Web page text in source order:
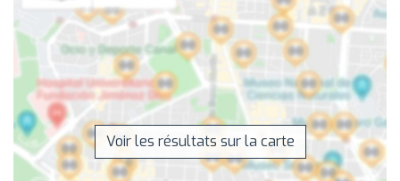
Voir les résultats sur la carte